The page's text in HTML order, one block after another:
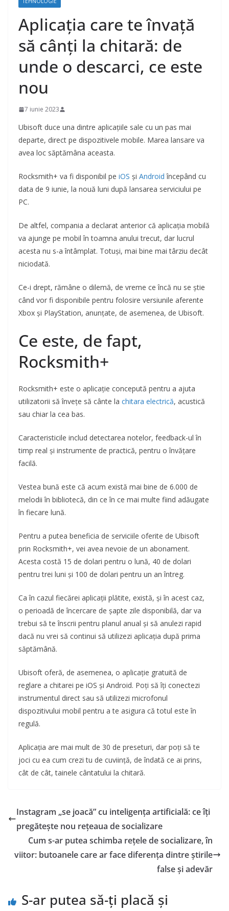
Aplicația care te învață
să cânți la chitară: de
unde o descarci, ce este
nou
7 iunie 2023
Ubisoft duce una dintre aplicațiile sale cu un pas mai
departe, direct pe dispozitivele mobile. Marea lansare va
avea loc săptămâna aceasta.
Rocksmith+ va fi disponibil pe iOS și Android începând cu
data de 9 iunie, la nouă luni după lansarea serviciului pe
PC.
De altfel, compania a declarat anterior că aplicația mobilă
va ajunge pe mobil în toamna anului trecut, dar lucrul
acesta nu s-a întâmplat. Totuși, mai bine mai târziu decât
niciodată.
Ce-i drept, rămâne o dilemă, de vreme ce încă nu se știe
când vor fi disponibile pentru folosire versiunile aferente
Xbox și PlayStation, anunțate, de asemenea, de Ubisoft.
Ce este, de fapt,
Rocksmith+
Rocksmith+ este o aplicație concepută pentru a ajuta
utilizatorii să învețe să cânte la chitara electrică, acustică
sau chiar la cea bas.
Caracteristicile includ detectarea notelor, feedback-ul în
timp real și instrumente de practică, pentru o învățare
facilă.
Vestea bună este că acum există mai bine de 6.000 de
melodii în bibliotecă, din ce în ce mai multe fiind adăugate
în fiecare lună.
Pentru a putea beneficia de serviciile oferite de Ubisoft
prin Rocksmith+, vei avea nevoie de un abonament.
Acesta costă 15 de dolari pentru o lună, 40 de dolari
pentru trei luni și 100 de dolari pentru un an întreg.
Ca în cazul fiecărei aplicații plătite, există, și în acest caz,
o perioadă de încercare de șapte zile disponibilă, dar va
trebui să te înscrii pentru planul anual și să anulezi rapid
dacă nu vrei să continui să utilizezi aplicația după prima
săptămână.
Ubisoft oferă, de asemenea, o aplicație gratuită de
reglare a chitarei pe iOS și Android. Poți să îți conectezi
instrumentul direct sau să utilizezi microfonul
dispozitivului mobil pentru a te asigura că totul este în
regulă.
Aplicația are mai mult de 30 de preseturi, dar poți să te
joci cu ea cum crezi tu de cuviință, de îndată ce ai prins,
cât de cât, tainele cântatului la chitară.
Instagram „se joacă” cu inteligența artificială: ce îți
pregătește nou rețeaua de socializare
Cum s-ar putea schimba rețele de socializare, în
viitor: butoanele care ar face diferența dintre știrile
false și adevăr
S-ar putea să-ți placă și